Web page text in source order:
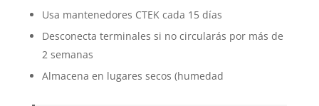
Usa mantenedores CTEK cada 15 días
Desconecta terminales si no circularás por más de
2 semanas
Almacena en lugares secos (humedad